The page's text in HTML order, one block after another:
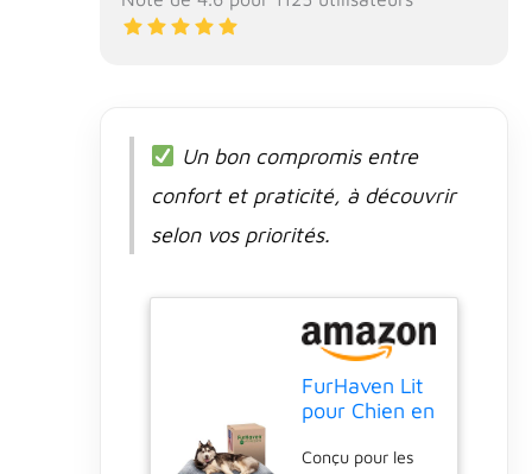
Un bon compromis entre
confort et praticité, à découvrir
selon vos priorités.
FurHaven Lit
pour Chien en
mémoire de
Conçu pour les